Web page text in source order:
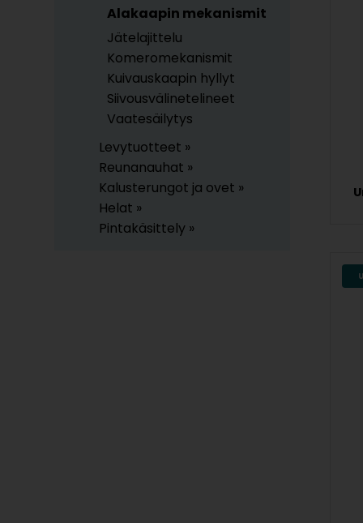
Alakaapin mekanismit
Jätelajittelu
Komeromekanismit
Kuivauskaapin hyllyt
Siivousvälinetelineet
Vaatesäilytys
Levytuotteet »
Reunanauhat »
Kalusterungot ja ovet »
Helat »
Pintakäsittely »